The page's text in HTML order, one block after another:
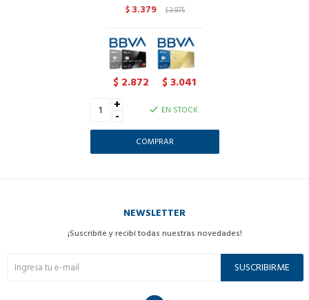
$ 3.379 $3.975
$ 2.872 $3.041
+
- EN STOCK
NEWSLETTER
¡Suscribite y recibí todas nuestras novedades!
SUSCRIBIRME